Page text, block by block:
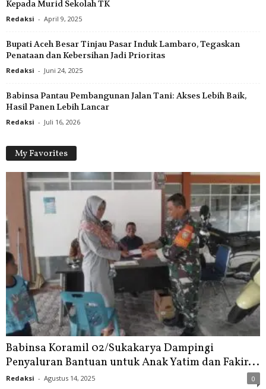
Kepada Murid Sekolah TK
Redaksi - April 9, 2025
Bupati Aceh Besar Tinjau Pasar Induk Lambaro, Tegaskan
Penataan dan Kebersihan Jadi Prioritas
Redaksi - Juni 24, 2025
Babinsa Pantau Pembangunan Jalan Tani: Akses Lebih Baik,
Hasil Panen Lebih Lancar
Redaksi - Juli 16, 2026
My Favorites
Babinsa Koramil 02/Sukakarya Dampingi
Penyaluran Bantuan untuk Anak Yatim dan Fakir...
Redaksi - Agustus 14, 2025 0